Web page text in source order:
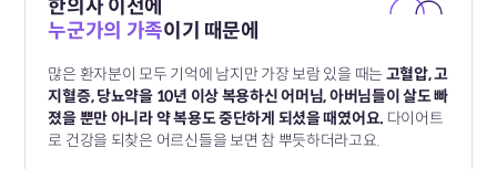
한의사 이전에
누군가의 가족이기 때문에
많은 환자분이 모두 기억에 남지만 가장 보람 있을 때는 고혈압, 고
지혈증, 당뇨약을 10년 이상 복용하신 어머님, 아버님들이살도 빠
졌을 뿐만 아니라 약 복용도 중단하게 되셨을 때였어요. 다이어트
로 건강을 되찾은 어르신들을 보면 참 뿌듯하더라고요.